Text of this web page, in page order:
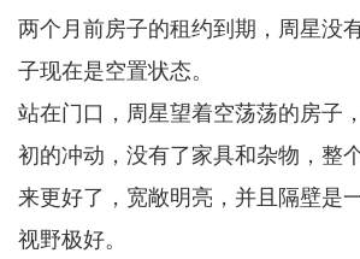
两个月前房子的租约到期，周星没
子现在是空置状态。
站在门口，周星望着空荡荡的房子
初的冲动，没有了家具和杂物，整
来更好了，宽敞明亮，并且隔壁是
视野极好。